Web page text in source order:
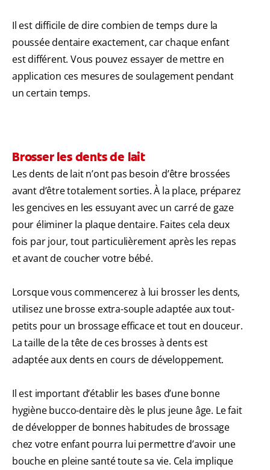
Il est difficile de dire combien de temps dure la
poussée dentaire exactement, car chaque enfant
est différent. Vous pouvez essayer de mettre en
application ces mesures de soulagement pendant
un certain temps.
Brosser les dents de lait
Les dents de lait n’ont pas besoin d’être brossées
avant d’être totalement sorties. À la place, préparez
les gencives en les essuyant avec un carré de gaze
pour éliminer la plaque dentaire. Faites cela deux
fois par jour, tout particulièrement après les repas
et avant de coucher votre bébé.
Lorsque vous commencerez à lui brosser les dents,
utilisez une brosse extra-souple adaptée aux tout-
petits pour un brossage efficace et tout en douceur.
La taille de la tête de ces brosses à dents est
adaptée aux dents en cours de développement.
Il est important d’établir les bases d’une bonne
hygiène bucco-dentaire dès le plus jeune âge. Le fait
de développer de bonnes habitudes de brossage
chez votre enfant pourra lui permettre d’avoir une
bouche en pleine santé toute sa vie. Cela implique